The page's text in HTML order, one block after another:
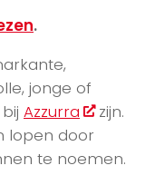
.
jonge of
Azzurra
zijn.
lopen door
te noemen.